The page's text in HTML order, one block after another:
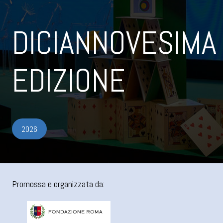
DICIANNOVESIMA
EDIZIONE
2026
Promossa e organizzata da: